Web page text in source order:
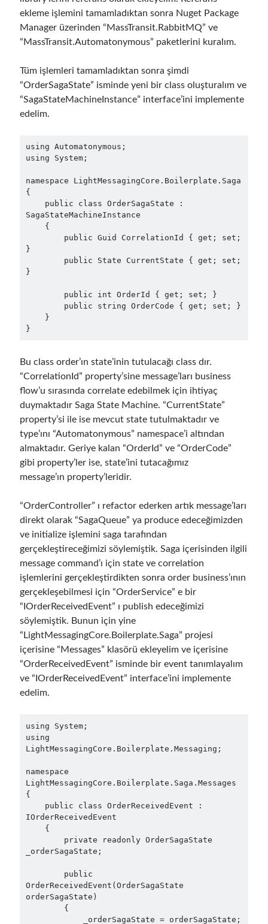
ekleme işlemini tamamladıktan sonra Nuget Package
Manager üzerinden “MassTransit.RabbitMQ” ve
“MassTransit.Automatonymous” paketlerini kuralım.
Tüm işlemleri tamamladıktan sonra şimdi
“OrderSagaState” isminde yeni bir class oluşturalım ve
“SagaStateMachineInstance” interface’ini implemente
edelim.
using Automatonymous;
using System;
namespace LightMessagingCore.Boilerplate.Saga
{
SagaStateMachineInstance
}
}
}
Bu class order’ın state’inin tutulacağı class dır.
“CorrelationId” property’sine message’ları business
flow’u sırasında correlate edebilmek için ihtiyaç
duymaktadır Saga State Machine. “CurrentState”
property’si ile ise mevcut state tutulmaktadır ve
type’ını “Automatonymous” namespace’i altından
almaktadır. Geriye kalan “OrderId” ve “OrderCode”
gibi property’ler ise, state’ini tutacağımız
message’ın property’leridir.
“OrderController” ı refactor ederken artık message’ları
direkt olarak “SagaQueue” ya produce edeceğimizden
ve initialize işlemini saga tarafından
gerçekleştireceğimizi söylemiştik. Saga içerisinden ilgili
message command’ı için state ve correlation
işlemlerini gerçekleştirdikten sonra order business’ının
gerçekleşebilmesi için “OrderService” e bir
“IOrderReceivedEvent” ı publish edeceğimizi
söylemiştik. Bunun için yine
“LightMessagingCore.Boilerplate.Saga” projesi
içerisine “Messages” klasörü ekleyelim ve içerisine
“OrderReceivedEvent” isminde bir event tanımlayalım
ve “IOrderReceivedEvent” interface’ini implemente
edelim.
using System;
using
LightMessagingCore.Boilerplate.Messaging;
namespace
LightMessagingCore.Boilerplate.Saga.Messages
{
IOrderReceivedEvent
_orderSagaState;
OrderReceivedEvent(OrderSagaState
orderSagaState)